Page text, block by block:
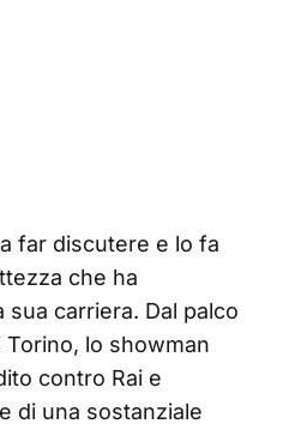
far discutere e lo fa
che ha
carriera. Dal palco
lo showman
contro Rai e
di una sostanziale